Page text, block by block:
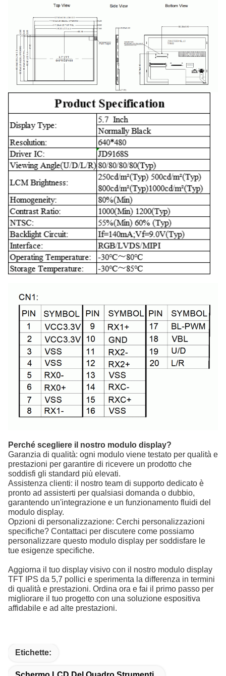
Perché scegliere il nostro modulo display?
Garanzia di qualità: ogni modulo viene testato per qualità e
prestazioni per garantire di ricevere un prodotto che
soddisfi gli standard più elevati.
Assistenza clienti: il nostro team di supporto dedicato è
pronto ad assisterti per qualsiasi domanda o dubbio,
garantendo un'integrazione e un funzionamento fluidi del
modulo display.
Opzioni di personalizzazione: Cerchi personalizzazioni
specifiche? Contattaci per discutere come possiamo
personalizzare questo modulo display per soddisfare le
tue esigenze specifiche.
Aggiorna il tuo display visivo con il nostro modulo display
TFT IPS da 5,7 pollici e sperimenta la differenza in termini
di qualità e prestazioni. Ordina ora e fai il primo passo per
migliorare il tuo progetto con una soluzione espositiva
affidabile e ad alte prestazioni.
Etichette: